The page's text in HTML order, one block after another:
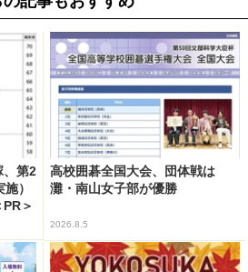
、第2
）
＞
高校囲碁全国大会、団体戦は
灘・南山女子部が優勝
2026.8.5